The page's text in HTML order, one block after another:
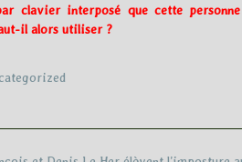
clavier interposé que cette
il alors utiliser ?